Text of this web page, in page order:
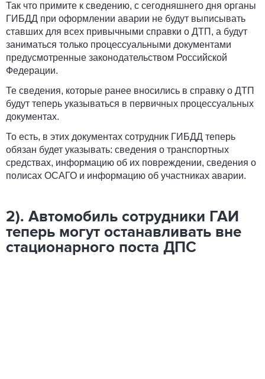
Так что примите к сведению, с сегодняшнего дня органы
ГИБДД при оформлении аварии не будут выписывать
ставших для всех привычными справки о ДТП, а будут
заниматься только процессуальными документами
предусмотренные законодательством Российской
Федерации.
Те сведения, которые ранее вносились в справку о ДТП
будут теперь указываться в первичных процессуальных
документах.
То есть, в этих документах сотрудник ГИБДД теперь
обязан будет указывать: сведения о транспортных
средствах, информацию об их повреждении, сведения о
полисах ОСАГО и информацию об участниках аварии.
2). Автомобиль сотрудники ГАИ
теперь могут останавливать вне
стационарного поста ДПС